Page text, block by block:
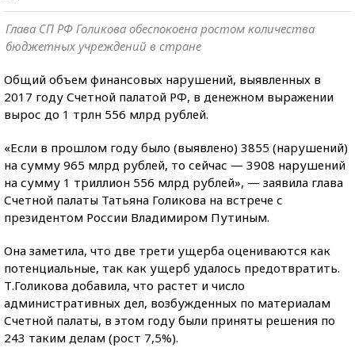
Глава СП РФ Голикова обеспокоена ростом количества
бюджетных учреждений в стране
Общий объем финансовых нарушений, выявленных в
2017 году Счетной палатой РФ, в денежном выражении
вырос до 1 трлн 556 млрд рублей.
«Если в прошлом году было (выявлено) 3855 (нарушений)
на сумму 965 млрд рублей, то сейчас — 3908 нарушений
на сумму 1 триллион 556 млрд рублей», — заявила глава
Счетной палаты Татьяна Голикова на встрече с
президентом России Владимиром Путиным.
Она заметила, что две трети ущерба оцениваются как
потенциальные, так как ущерб удалось предотвратить.
Т.Голикова добавила, что растет и число
административных дел, возбужденных по материалам
Счетной палаты, в этом году были приняты решения по
243 таким делам (рост 7,5%).